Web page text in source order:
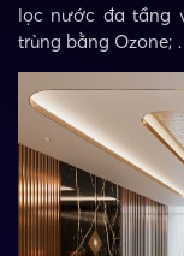
lọc nước đa tầng
trùng bằng Ozone;